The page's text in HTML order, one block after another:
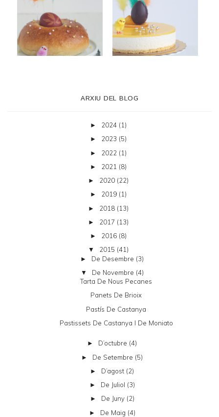
ARXIU DEL BLOG
► 2024 (1)
► 2023 (5)
► 2022 (1)
► 2021 (8)
► 2020 (22)
► 2019 (1)
► 2018 (13)
► 2017 (13)
► 2016 (8)
▼ 2015 (41)
► De Desembre (3)
▼ De Novembre (4)
Tarta De Nous Pecanes
Panets De Brioix
Pastís De Castanya
Pastissets De Castanya I De Moniato
► D’octubre (4)
► De Setembre (5)
► D’agost (2)
► De Juliol (3)
► De Juny (2)
► De Maig (4)